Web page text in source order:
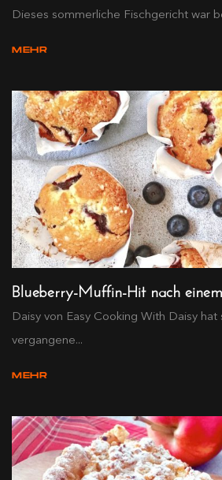
Dieses sommerliche Fischgericht war
MEHR
Blueberry-Muffin-Hit nach
Daisy von Easy Cooking With Daisy hat
vergangene...
MEHR